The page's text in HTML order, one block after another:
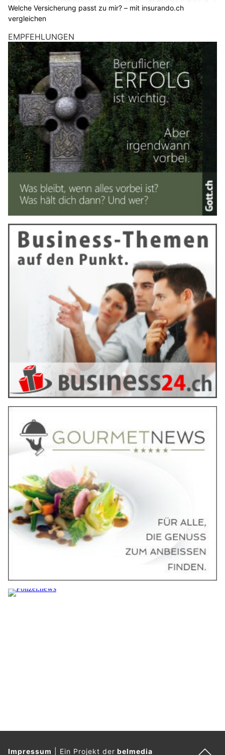
Welche Versicherung passt zu mir? – mit insurando.ch
vergleichen
EMPFEHLUNGEN
Impressum Ein Projekt derbelmedia